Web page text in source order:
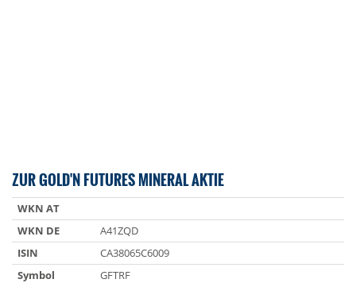
ZUR GOLD'N FUTURES MINERAL AKTIE
WKN AT
WKN DE
A41ZQD
ISIN
CA38065C6009
Symbol
GFTRF